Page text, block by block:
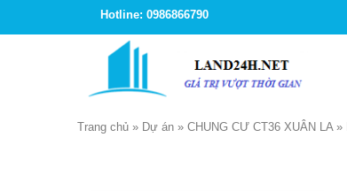
Hotline: 0986866790
Trang chủ » Dự án » CHUNG CƯ CT36 XUÂN LA»